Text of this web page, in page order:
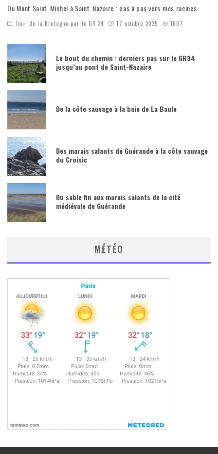
Du Mont Saint-Michel à Saint-Nazaire : pas à pas vers mes racines
Tour de la Bretagne par le GR 34 17 octobre 2025 1607
Le bout du chemin : derniers pas sur le GR34
jusqu’au pont de Saint-Nazaire
De la côte sauvage à la baie de La Baule
Des marais salants de Guérande à la côte sauvage
du Croisic
Du sable fin aux marais salants de la cité
médiévale de Guérande
MÉTÉO